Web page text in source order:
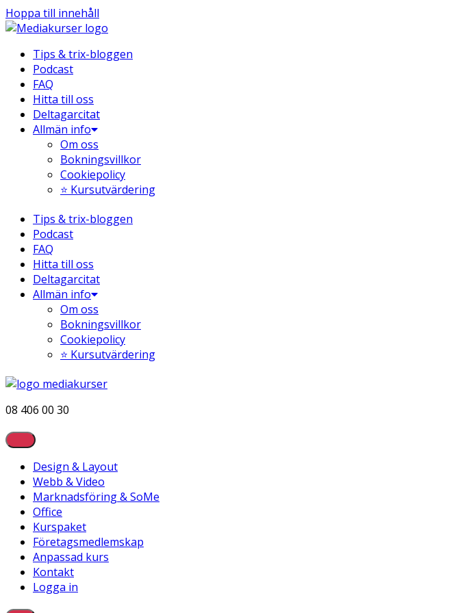
Hoppa till innehåll
Tips & trix-bloggen
Podcast
FAQ
Hitta till oss
Deltagarcitat
Allmän info
Om oss
Bokningsvillkor
Cookiepolicy
⭐ Kursutvärdering
Tips & trix-bloggen
Podcast
FAQ
Hitta till oss
Deltagarcitat
Allmän info
Om oss
Bokningsvillkor
Cookiepolicy
⭐ Kursutvärdering
08 406 00 30
Design & Layout
Webb & Video
Marknadsföring & SoMe
Office
Kurspaket
Företagsmedlemskap
Anpassad kurs
Kontakt
Logga in